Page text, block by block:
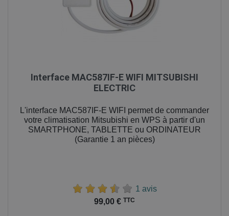
Interface MAC587IF-E WIFI MITSUBISHI
ELECTRIC
L'interface MAC587IF-E WIFI permet de commander
votre climatisation Mitsubishi en WPS à partir d'un
SMARTPHONE, TABLETTE ou ORDINATEUR
(Garantie 1 an pièces)
1 avis
99,00 € TTC